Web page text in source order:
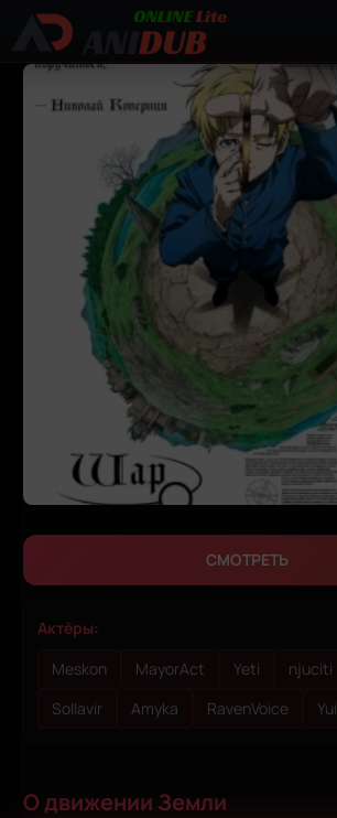
СМОТРЕТЬ
Актёры:
Meskon
MayorAct Yeti njuciti
Sollavir
Amyka RavenVoice Yui
О движении Земли